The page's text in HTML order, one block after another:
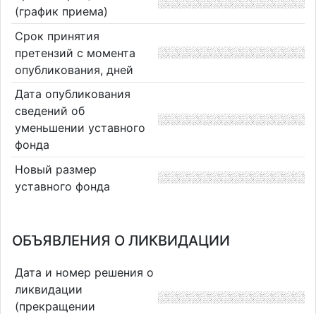
(график приема)
Срок принятия
претензий с момента
опубликования, дней
Дата опубликования
сведений об
уменьшении уставного
фонда
Новый размер
уставного фонда
ОБЪЯВЛЕНИЯ О ЛИКВИДАЦИИ
Дата и номер решения о
ликвидации
(прекращении